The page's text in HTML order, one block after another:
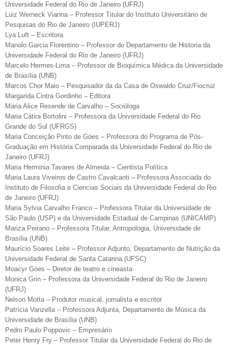
Universidade Federal do Rio de Janeiro (UFRJ)
Luiz Werneck Vianna – Professor Titular do Instituto Universitário de
Pesquisas do Rio de Janeiro (IUPERJ)
Lya Luft – Escritora
Manolo Garcia Florentino – Professor do Departamento de Historia da
Universidade Federal do Rio de Janeiro (UFRJ)
Marcelo Hermes-Lima – Professor de Bioquímica Médica da Universidade
de Brasília (UNB)
Marcos Chor Maio – Pesquisador da da Casa de Oswaldo Cruz/Fiocruz
Margarida Cintra Gordinho – Editora
Maria Alice Resende de Carvalho – Socióloga
Maria Cátira Bortolini – Professora da Universidade Federal do Rio
Grande do Sul (UFRGS)
Maria Conceição Pinto de Góes – Professora do Programa de Pós-
Graduação em História Comparada da Universidade Federal do Rio de
Janeiro (UFRJ)
Maria Herminia Tavares de Almeida – Cientista Política
Maria Laura Viveiros de Castro Cavalcanti – Professora Associada do
Instituto de Filosofia e Ciencias Sociais da Universidade Federal do Rio
de Janeiro (UFRJ)
Maria Sylvia Carvalho Franco – Professora Titular da Universidade de
São Paulo (USP) e da Universidade Estadual de Campinas (UNICAMP)
Mariza Peirano – Professora Titular, Antropologia, Universidade de
Brasília (UNB)
Maurício Soares Leite – Professor Adjunto, Departamento de Nutrição da
Universidade Federal de Santa Catarina (UFSC)
Moacyr Góes – Diretor de teatro e cineasta
Monica Grin – Professora da Universidade Federal do Rio de Janeiro
(UFRJ)
Nelson Motta – Produtor musical, jornalista e escritor
Patrícia Vanzella – Professora Adjunta, Departamento de Música da
Universidade de Brasília (UNB)
Pedro Paulo Poppovic – Empresário
Peter Henry Fry – Professor Titular da Universidade Federal do Rio de